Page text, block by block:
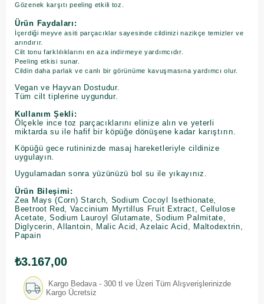
Gözenek karşıtı peeling etkili toz.
Ürün Faydaları:
İçerdiği meyve asiti parçacıklar sayesinde cildinizi nazikçe temizler ve
arındırır.
Cilt tonu farklılıklarını en aza indirmeye yardımcıdır.
Peeling etkisi sunar.
Cildin daha parlak ve canlı bir görünüme kavuşmasına yardımcı olur.
Vegan ve Hayvan Dostudur.
Tüm cilt tiplerine uygundur.
Kullanım Şekli:
Ölçekle ince toz parçacıklarını elinize alın ve yeterli
miktarda su ile hafif bir köpüğe dönüşene kadar karıştırın.
Köpüğü gece rutininizde masaj hareketleriyle cildinize
uygulayın.
Uygulamadan sonra yüzünüzü bol su ile yıkayınız.
Ürün Bileşimi:
Zea Mays (Corn) Starch, Sodium Cocoyl Isethionate,
Beetroot Red, Vaccinium Myrtillus Fruit Extract, Cellulose
Acetate, Sodium Lauroyl Glutamate, Sodium Palmitate,
Diglycerin, Allantoin, Malic Acid, Azelaic Acid, Maltodextrin,
Papain
₺3.167,00
Kargo Bedava - 300 tl ve Üzeri Tüm Alışverişlerinizde
Kargo Ücretsiz